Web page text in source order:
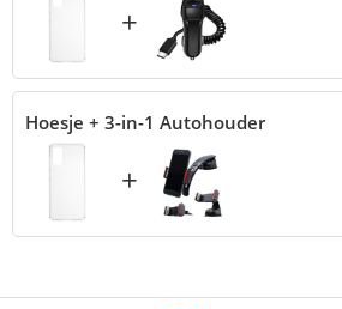
+
Hoesje + 3-in-1 Autohouder
+